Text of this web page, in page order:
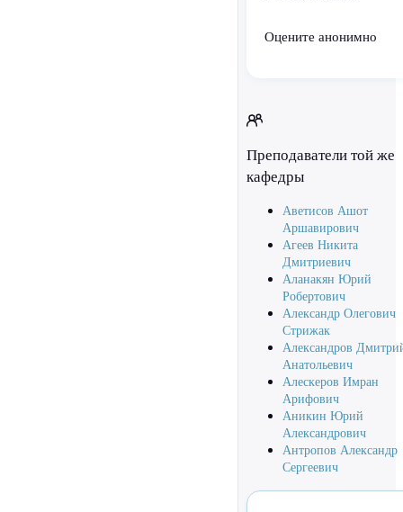
Оцените анонимно
Преподаватели той же
кафедры
Аветисов Ашот
Аршавирович
Агеев Никита
Дмитриевич
Аланакян Юрий
Робертович
Александр Олегович
Стрижак
Александров
Анатольевич
Алескеров Имран
Арифович
Аникин Юрий
Александрович
Антропов Александр
Сергеевич